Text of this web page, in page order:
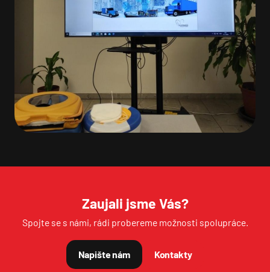
Zaujali jsme Vás?
Spojte se s námi, rádi probereme možnosti spolupráce.
Napište nám Kontakty
NÁZEV SPOLEČNOSTI
JMÉNO A PŘÍJMENÍ
E-MAIL
VAŠE ZPRÁVA